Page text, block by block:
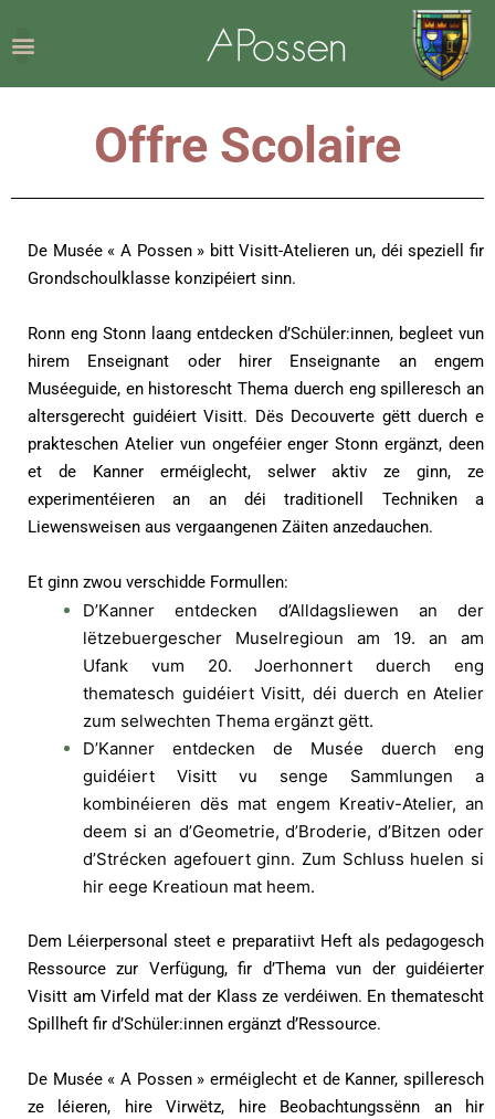
Offre Scolaire
De Musée « A Possen » bitt Visitt-Atelieren un, déi speziell fir
Grondschoulklasse konzipéiert sinn.
Ronn eng Stonn laang entdecken d’Schüler:innen, begleet vun
hirem Enseignant oder hirer Enseignante an engem
Muséeguide, en historescht Thema duerch eng spilleresch an
altersgerecht guidéiert Visitt. Dës Decouverte gëtt duerch e
prakteschen Atelier vun ongeféier enger Stonn ergänzt, deen
et de Kanner erméiglecht, selwer aktiv ze ginn, ze
experimentéieren an an déi traditionell Techniken a
Liewensweisen aus vergaangenen Zäiten anzedauchen.
Et ginn zwou verschidde Formullen:
D’Kanner entdecken d’Alldagsliewen an der
lëtzebuergescher Muselregioun am 19. an am
Ufank vum 20. Joerhonnert duerch eng
thematesch guidéiert Visitt, déi duerch en Atelier
zum selwechten Thema ergänzt gëtt.
D’Kanner entdecken de Musée duerch eng
guidéiert Visitt vu senge Sammlungen a
kombinéieren dës mat engem Kreativ-Atelier, an
deem si an d’Geometrie, d’Broderie, d’Bitzen oder
d’Strécken agefouert ginn. Zum Schluss huelen si
hir eege Kreatioun mat heem.
Dem Léierpersonal steet e preparatiivt Heft als pedagogesch
Ressource zur Verfügung, fir d’Thema vun der guidéierter
Visitt am Virfeld mat der Klass ze verdéiwen. En thematescht
Spillheft fir d’Schüler:innen ergänzt d’Ressource.
De Musée « A Possen » erméiglecht et de Kanner, spilleresch
ze léieren, hire Virwëtz, hire Beobachtungssënn an hir